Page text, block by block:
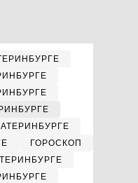
ГОРОСКОП